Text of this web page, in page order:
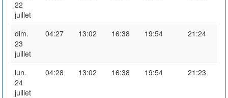
22
juillet
dim.
23
juillet
04:27 13:02 16:38 19:54 21:24
lun.
24
juillet
04:28 13:02 16:38 19:54 21:23